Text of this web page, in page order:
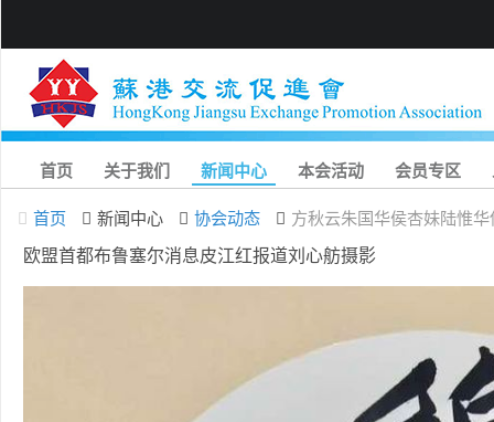
首页 关于我们 新闻中心 本会活动 会员专区
首页 新闻中心 协会动态
方秋云朱国华侯杏妹陆惟
欧盟首都布鲁塞尔消息皮江红报道刘心舫摄影